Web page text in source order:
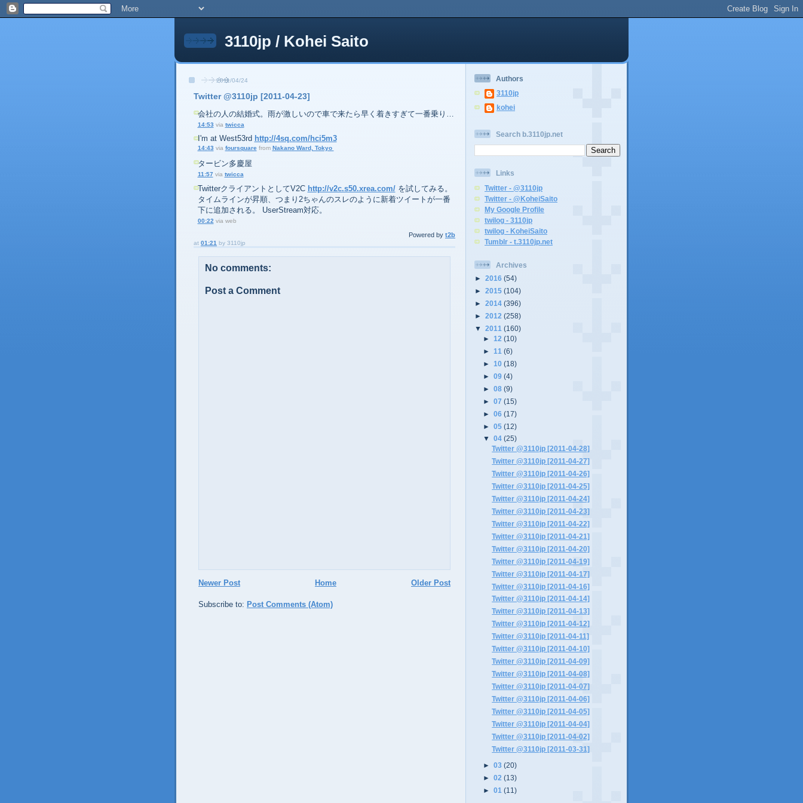
3110jp / Kohei Saito
2011/04/24
Twitter @3110jp [2011-04-23]
会社の人の結婚式。雨が激しいので車で来たら早く着きすぎて一番乗り…
14:53 via twicca
I'm at West53rd http://4sq.com/hci5m3
14:43 via foursquarefrom Nakano Ward, Tokyo
タービン多慶屋
11:57 via twicca
TwitterクライアントとしてV2C http://v2c.s50.xrea.com/を試してみる。
タイムラインが昇順、つまり2ちゃんのスレのように新着ツイートが一番
下に追加される。 UserStream対応。
00:22 via web
Powered by t2b
at 01:21 by 3110jp
No comments:
Post a Comment
Newer Post Older Post
Home
Subscribe to: Post Comments (Atom)
Authors
3110jp
kohei
Search b.3110jp.net
Links
Twitter - @3110jp
Twitter - @KoheiSaito
My Google Profile
twilog - 3110jp
twilog - KoheiSaito
Tumblr - t.3110jp.net
Archives
► 2016 (54)
► 2015 (104)
► 2014 (396)
► 2012 (258)
▼ 2011 (160)
► 12(10)
► 11(6)
► 10(18)
►09(4)
►08(9)
►07(15)
►06(17)
►05(12)
▼04(25)
Twitter @3110jp [2011-04-28]
Twitter @3110jp [2011-04-27]
Twitter @3110jp [2011-04-26]
Twitter @3110jp [2011-04-25]
Twitter @3110jp [2011-04-24]
Twitter @3110jp [2011-04-23]
Twitter @3110jp [2011-04-22]
Twitter @3110jp [2011-04-21]
Twitter @3110jp [2011-04-20]
Twitter @3110jp [2011-04-19]
Twitter @3110jp [2011-04-17]
Twitter @3110jp [2011-04-16]
Twitter @3110jp [2011-04-14]
Twitter @3110jp [2011-04-13]
Twitter @3110jp [2011-04-12]
Twitter @3110jp [2011-04-11]
Twitter @3110jp [2011-04-10]
Twitter @3110jp [2011-04-09]
Twitter @3110jp [2011-04-08]
Twitter @3110jp [2011-04-07]
Twitter @3110jp [2011-04-06]
Twitter @3110jp [2011-04-05]
Twitter @3110jp [2011-04-04]
Twitter @3110jp [2011-04-02]
Twitter @3110jp [2011-03-31]
►03(20)
►02(13)
►01(11)